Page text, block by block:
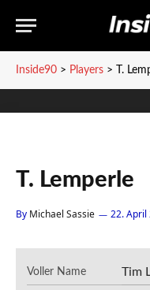
Inside90 > Players > T.
T. Lemperle
By Michael Sassie 22. April
Voller Name Tim